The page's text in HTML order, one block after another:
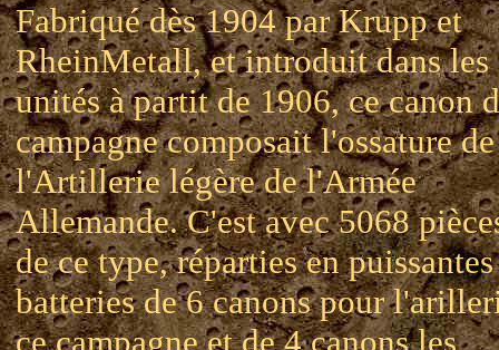
Fabriqué dès 1904 par Krupp et
RheinMetall, et introduit dans les
unités à partit de 1906, ce canon
campagne composait l'ossature de
l'Artillerie légère de l'Armée
Allemande. C'est avec 5068
de ce type, réparties en puissantes
batteries de 6 canons pour
ce campagne et de 4 canons les